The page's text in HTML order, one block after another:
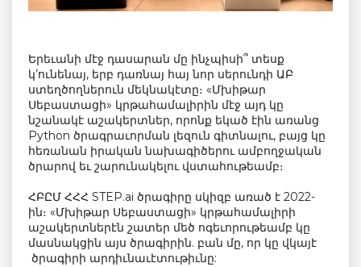
Երեւանի մէջ դասարան մը ինչպիսի՞ տեսք
կ’ունենայ, երբ դառնայ հայ նոր սերունդի ԱԲ
ստեղծողներուն մեկնակէտը։ «Մխիթար
Սեբաստացի» կրթահամալիրին մէջ այդ կը
նշանակէ աշակերտներ, որոնք եկած էին առանց
Python ծրագրաւորման լեզուն գիտնալու, բայց կը
հեռանան իրական նախագիծերու ամբողջական
ծրարով եւ շարունակելու վստահութեամբ։
ՀԲԸՄ ՀՀՀ STEP.ai ծրագիրը սկիզբ առած է 2022-
ին։ «Մխիթար Սեբաստացի» կրթահամալիրի
աշակերտներէն շատեր մեծ ոգեւորութեամբ կը
մասնակցին այս ծրագիրին. բան մը, որ կը վկայէ
ծրագիրի արդիւնաւէտութիւնը: